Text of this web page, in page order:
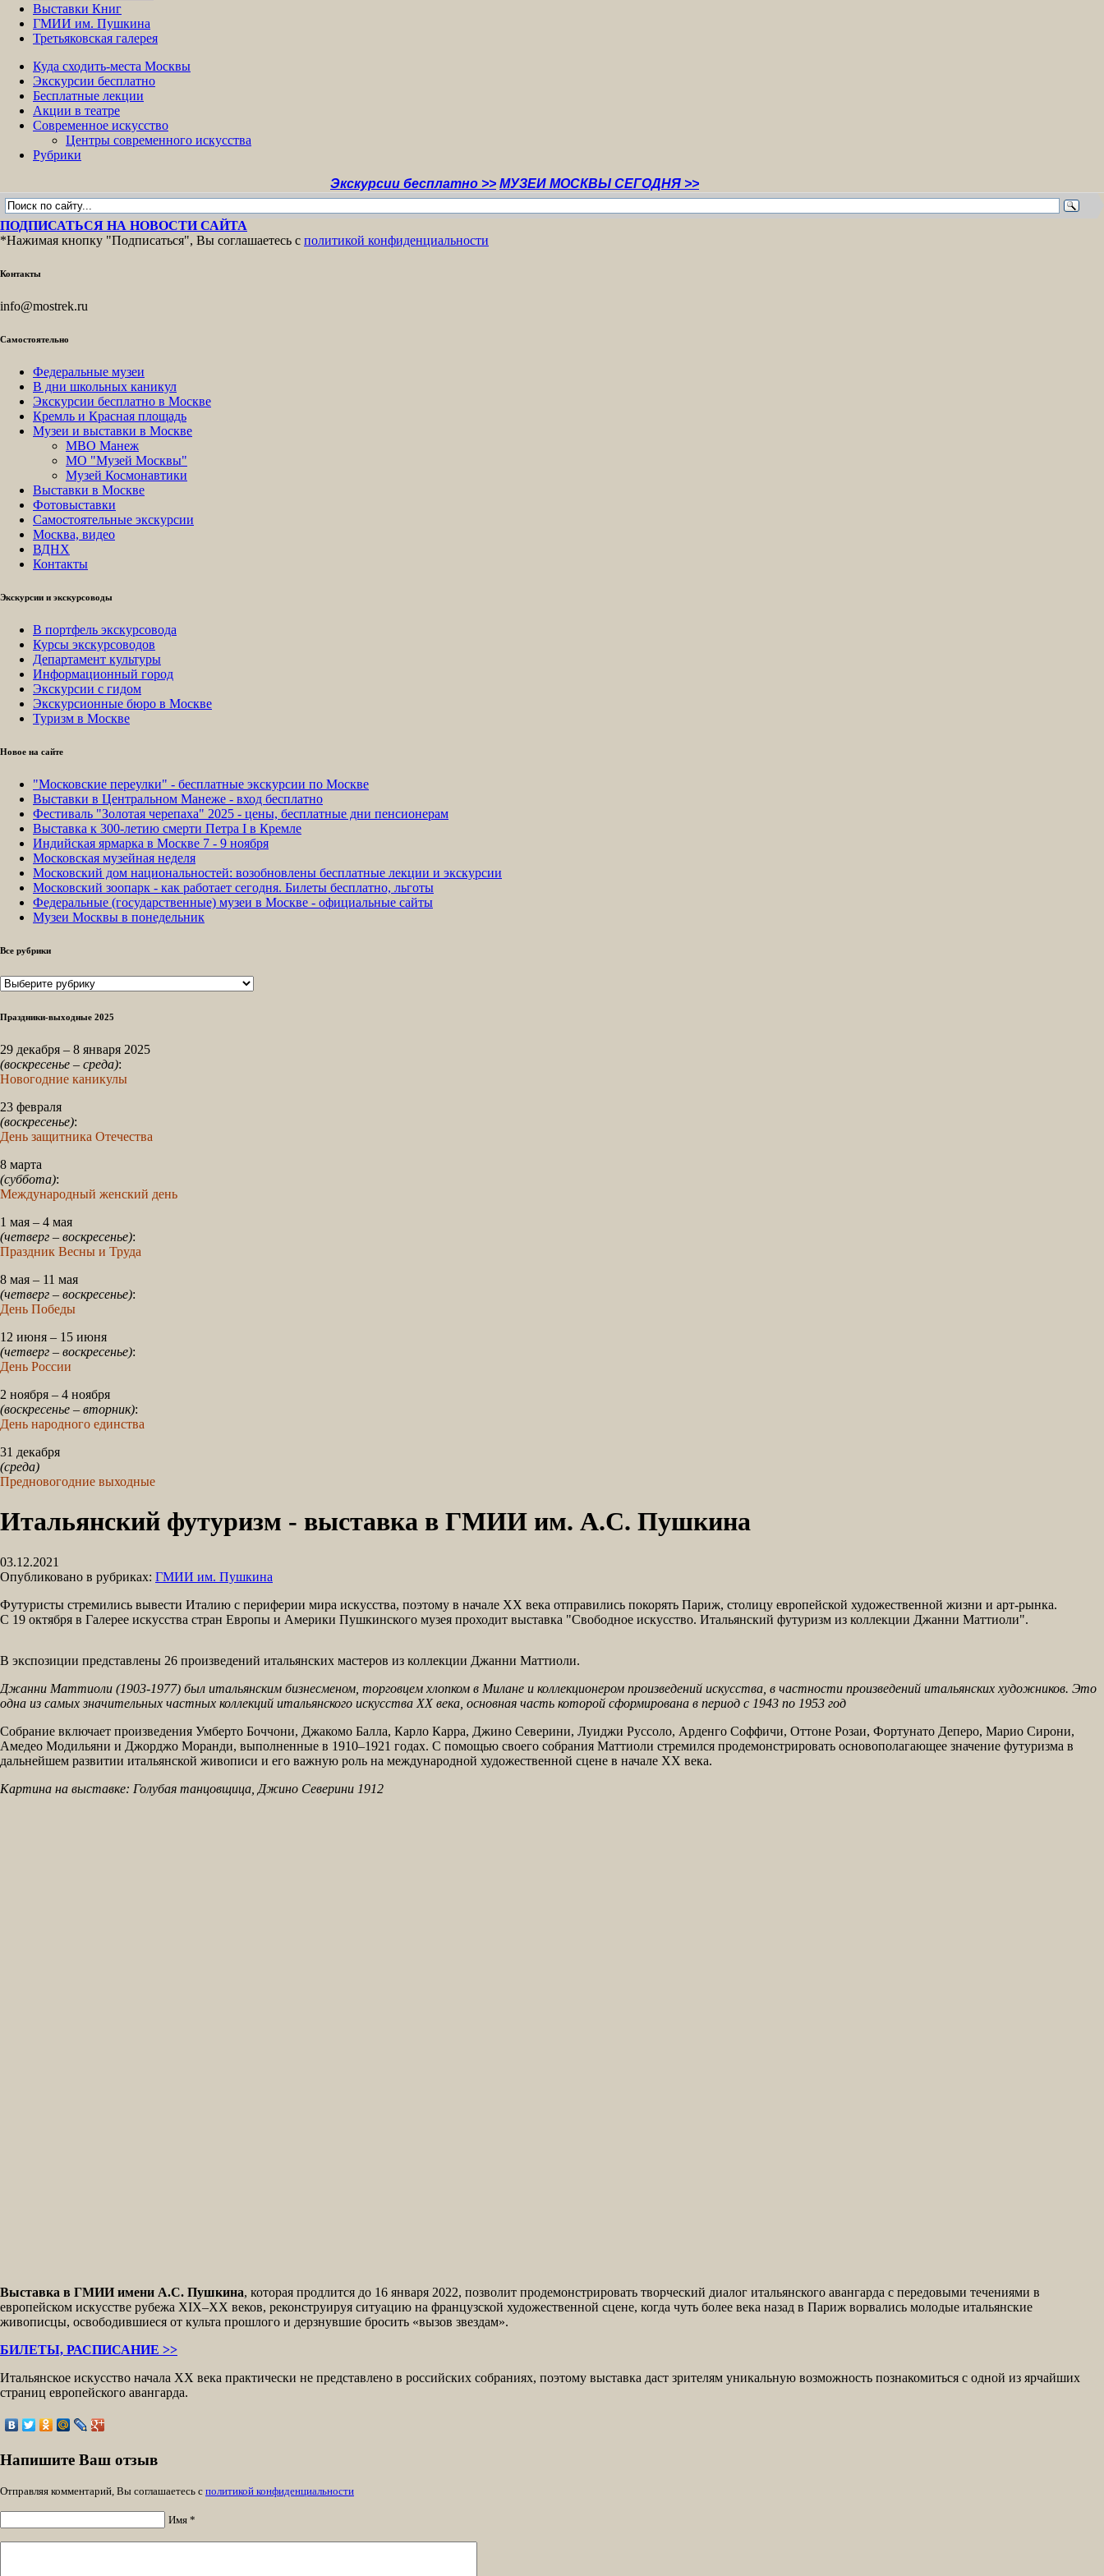
Выставки Книг
ГМИИ им. Пушкина
Третьяковская галерея
Куда сходить-места Москвы
Экскурсии бесплатно
Бесплатные лекции
Акции в театре
Современное искусство
Центры современного искусства
Рубрики
Экскурсии бесплатно >> МУЗЕИ МОСКВЫ СЕГОДНЯ >>
ПОДПИСАТЬСЯ НА НОВОСТИ САЙТА
*Нажимая кнопку "Подписаться", Вы соглашаетесь с политикой конфиденциальности
Контакты
info@mostrek.ru
Самостоятельно
Федеральные музеи
В дни школьных каникул
Экскурсии бесплатно в Москве
Кремль и Красная площадь
Музеи и выставки в Москве
МВО Манеж
МО "Музей Москвы"
Музей Космонавтики
Выставки в Москве
Фотовыставки
Самостоятельные экскурсии
Москва, видео
ВДНХ
Контакты
Экскурсии и экскурсоводы
В портфель экскурсовода
Курсы экскурсоводов
Департамент культуры
Информационный город
Экскурсии с гидом
Экскурсионные бюро в Москве
Туризм в Москве
Новое на сайте
"Московские переулки" - бесплатные экскурсии по Москве
Выставки в Центральном Манеже - вход бесплатно
Фестиваль "Золотая черепаха" 2025 - цены, бесплатные дни пенсионерам
Выставка к 300-летию смерти Петра I в Кремле
Индийская ярмарка в Москве 7 - 9 ноября
Московская музейная неделя
Московский дом национальностей: возобновлены бесплатные лекции и экскурсии
Московский зоопарк - как работает сегодня. Билеты бесплатно, льготы
Федеральные (государственные) музеи в Москве - официальные сайты
Музеи Москвы в понедельник
Все рубрики
Все
Праздники-выходные 2025
29 декабря – 8 января 2025
(воскресенье – среда):
Новогодние каникулы
23 февраля
(воскресенье):
День защитника Отечества
8 марта
(суббота):
Международный женский день
1 мая – 4 мая
(четверг – воскресенье):
Праздник Весны и Труда
8 мая – 11 мая
(четверг – воскресенье):
День Победы
12 июня – 15 июня
(четверг – воскресенье):
День России
2 ноября – 4 ноября
(воскресенье – вторник):
День народного единства
31 декабря
(среда)
Предновогодние выходные
Итальянский футуризм - выставка в ГМИИ им. А.С. Пушкина
03.12.2021
Опубликовано в рубриках: ГМИИ им. Пушкина
Футуристы стремились вывести Италию с периферии мира искусства, поэтому в начале XX века отправились покорять Париж, столицу европейской художественной жизни и арт-рынка.
С 19 октября в Галерее искусства стран Европы и Америки Пушкинского музея проходит выставка "Свободное искусство. Итальянский футуризм из коллекции Джанни Маттиоли".
В экспозиции представлены 26 произведений итальянских мастеров из коллекции Джанни Маттиоли.
Джанни Маттиоли (1903-1977) был итальянским бизнесменом, торговцем хлопком в Милане и коллекционером произведений искусства, в частности произведений итальянских художников. Это
одна из самых значительных частных коллекций итальянского искусства XX века, основная часть которой сформирована в период с 1943 по 1953 год
Собрание включает произведения Умберто Боччони, Джакомо Балла, Карло Карра, Джино Северини, Луиджи Руссоло, Арденго Соффичи, Оттоне Розаи, Фортунато Деперо, Марио Сирони,
Амедео Модильяни и Джорджо Моранди, выполненные в 1910–1921 годах. С помощью своего собрания Маттиоли стремился продемонстрировать основополагающее значение футуризма в
дальнейшем развитии итальянской живописи и его важную роль на международной художественной сцене в начале XX века.
Картина на выставке: Голубая танцовщица, Джино Северини 1912
Выставка в ГМИИ имени А.С. Пушкина, которая продлится до 16 января 2022, позволит продемонстрировать творческий диалог итальянского авангарда с передовыми течениями в
европейском искусстве рубежа XIX–XX веков, реконструируя ситуацию на французской художественной сцене, когда чуть более века назад в Париж ворвались молодые итальянские
живописцы, освободившиеся от культа прошлого и дерзнувшие бросить «вызов звездам».
БИЛЕТЫ, РАСПИСАНИЕ >>
Итальянское искусство начала XX века практически не представлено в российских собраниях, поэтому выставка даст зрителям уникальную возможность познакомиться с одной из ярчайших
страниц европейского авангарда.
Напишите Ваш отзыв
Отправляя комментарий, Вы соглашаетесь с политикой конфиденциальности
Имя *